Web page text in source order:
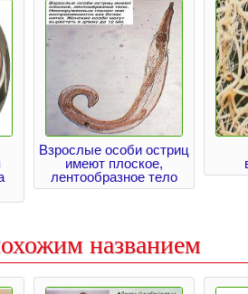
Взрослые особи остриц
имеют плоское,
лентообразное тело
названием